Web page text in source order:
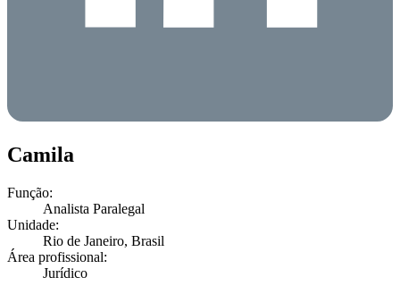
Camila
Função:
Analista Paralegal
Unidade:
Rio de Janeiro, Brasil
Área profissional:
Jurídico